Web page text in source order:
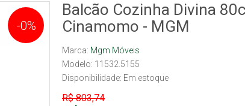
-0%
Balcão Cozinha Divina
Cinamomo - MGM
Marca: Mgm Móveis
Modelo: 11532.5155
Disponibilidade: Em estoque
R$ 803,74